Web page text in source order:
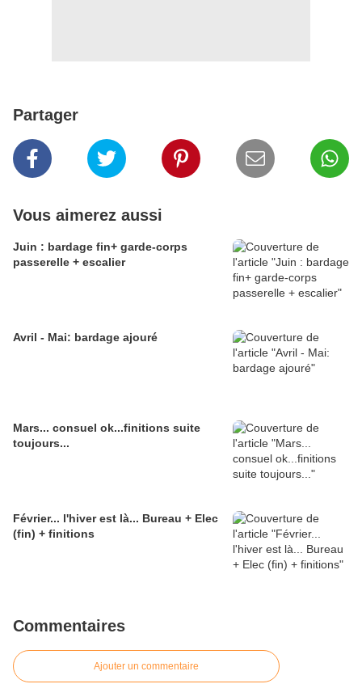
Partager
Vous aimerez aussi
Juin : bardage fin+ garde-corps
passerelle + escalier
Avril - Mai: bardage ajouré
Mars... consuel ok...finitions suite
toujours...
Février... l'hiver est là... Bureau + Elec
(fin) + finitions
Commentaires
Ajouter un commentaire